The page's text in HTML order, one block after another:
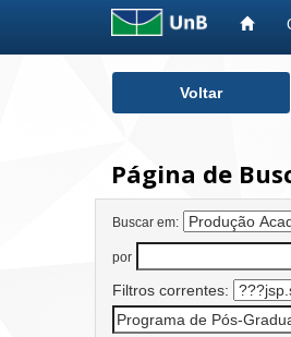
Voltar
Página de
Buscar em:
por
Filtros correntes: